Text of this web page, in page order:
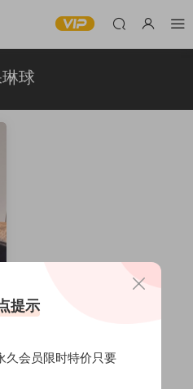
球
提示
久会员限时特价只要